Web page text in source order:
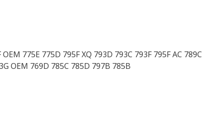
775E 775D 795F XQ 793D 793C 793F 795F AC
OEM 769D 785C 785D 797B 785B